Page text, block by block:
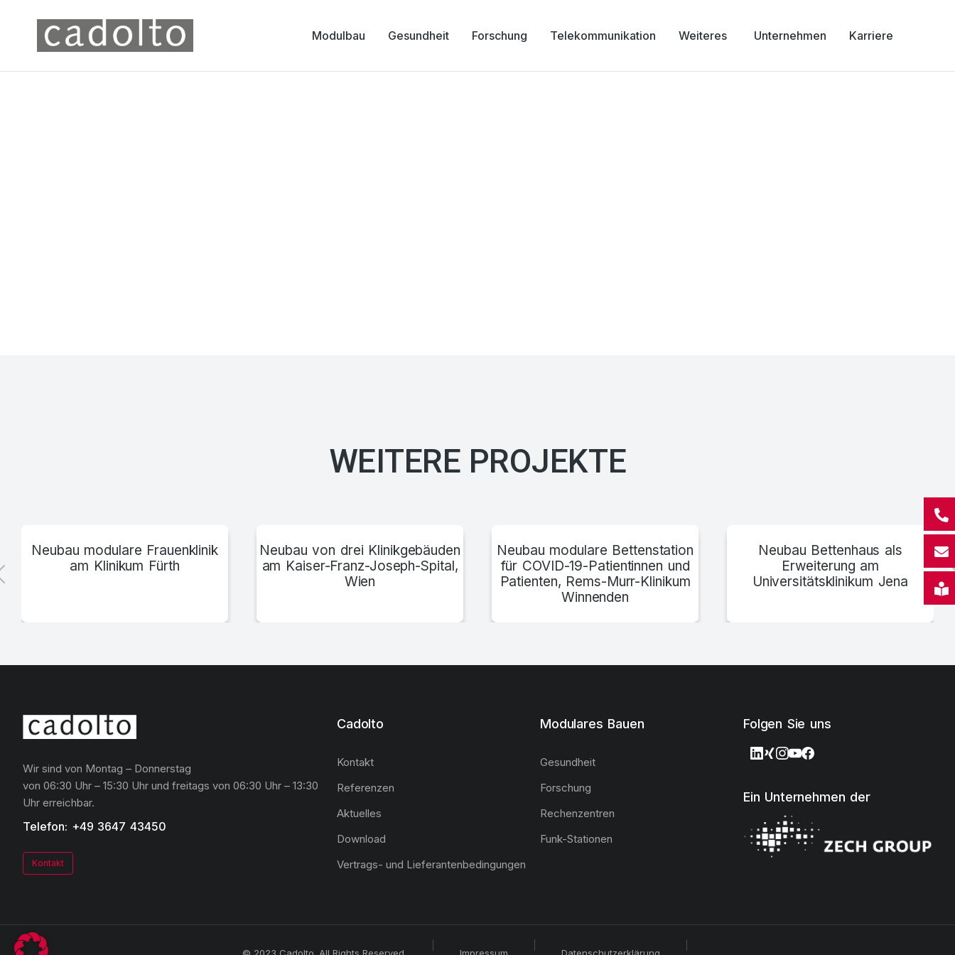
Modulbau Gesundheit Forschung Telekommunikation Weiteres Unternehmen Karriere
WEITERE PROJEKTE
Neubau modulare Frauenklinik
am Klinikum Fürth
Neubau von drei Klinikgebäuden
am Kaiser-Franz-Joseph-Spital,
Wien
Neubau modulare Bettenstation
für COVID-19-Patientinnen und
Patienten, Rems-Murr-Klinikum
Winnenden
Neubau Bettenhaus als
Erweiterung am
Universitätsklinikum Jena
Wir sind von Montag – Donnerstag
von 06:30 Uhr – 15:30 Uhr und freitags von 06:30 Uhr – 13:30
Uhr erreichbar.
Telefon: +49 3647 43450
Kontakt
Cadolto
Kontakt
Referenzen
Aktuelles
Download
Vertrags- und Lieferantenbedingungen
Modulares Bauen
Gesundheit
Forschung
Rechenzentren
Funk-Stationen
Folgen Sie uns
Ein Unternehmen der